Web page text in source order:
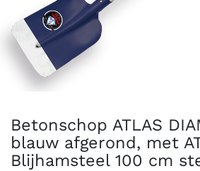
Betonschop ATLAS
blauw afgerond, met
Blijhamsteel 100 cm